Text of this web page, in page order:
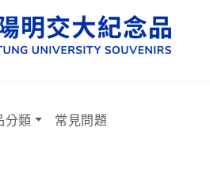
分類 常見問題